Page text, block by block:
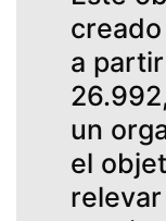
a
un
el